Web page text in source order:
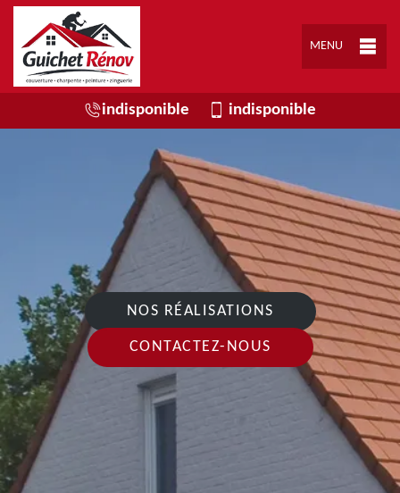
MENU
indisponible indisponible
NOS RÉALISATIONS
CONTACTEZ-NOUS